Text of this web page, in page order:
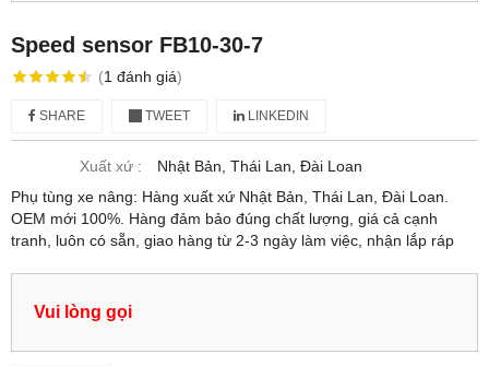
Speed sensor FB10-30-7
(1 đánh giá)
SHARE TWEET LINKEDIN
Xuất xứ :
Nhật Bản, Thái Lan, Đài Loan
Phụ tùng xe nâng: Hàng xuất xứ Nhật Bản, Thái Lan, Đài Loan.
OEM mới 100%. Hàng đảm bảo đúng chất lượng, giá cả cạnh
tranh, luôn có sẵn, giao hàng từ 2-3 ngày làm việc, nhận lắp ráp
Vui lòng gọi